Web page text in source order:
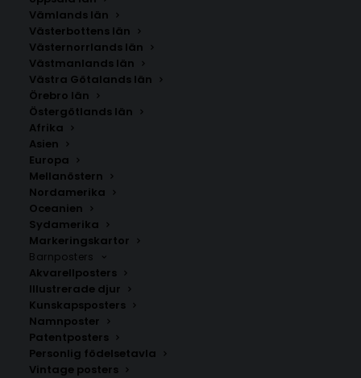
Vämlands län
Västerbottens län
Västernorrlands län
Västmanlands län
Västra Götalands län
Örebro län
Östergötlands län
Afrika
Asien
Europa
Mellanöstern
Nordamerika
Oceanien
Sydamerika
Markeringskartor
Barnposters
Akvarellposters
Illustrerade djur
Kunskapsposters
Namnposter
Patentposters
Personlig födelsetavla
Vintage posters
Sök
efter:
Röddinge
Fr. 200.00